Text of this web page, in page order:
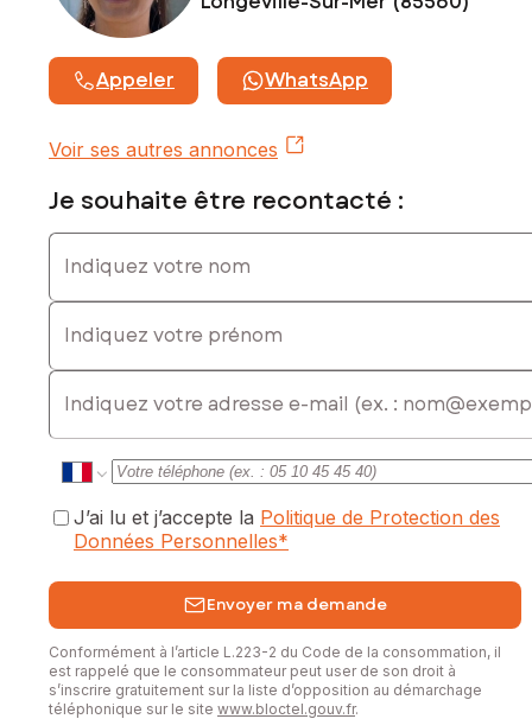
www.georisques.gouv.fr
Prix de vente : 147 500 €
Honoraires charge vendeur
Contactez votre conseiller SAFTI : Mélina BIRONNEAU, Tél. :
0677507314, E-mail : melina.bironneau@safti.fr - EI - Agent
le numéro 984698357
Appeler WhatsApp
Voir ses autres annonces
Je souhaite être recontacté :
Indiquez votre nom
Indiquez votre prénom
E-mail
J’ai lu et j’accepte la Politique de Protection des
Données Personnelles*
Envoyer ma demande
Conformément à l’article L.223-2 du Code de la consommation, il
est rappelé que le consommateur peut user de son droit à
s’inscrire gratuitement sur la liste d’opposition au démarchage
téléphonique sur le site www.bloctel.gouv.fr.